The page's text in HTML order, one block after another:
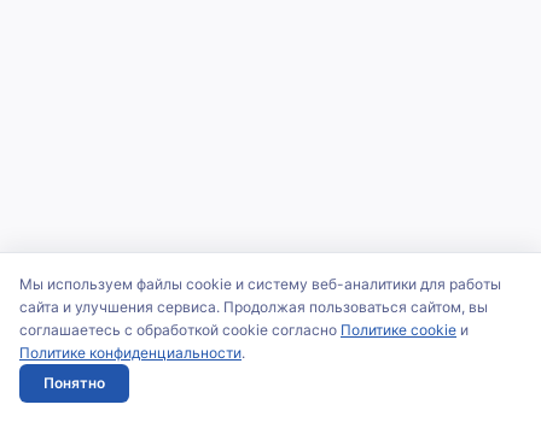
Мы используем файлы cookie и систему веб-аналитики для работы
сайта и улучшения сервиса. Продолжая пользоваться сайтом, вы
соглашаетесь с обработкой cookie согласно Политике cookie и
Политике конфиденциальности.
Понятно